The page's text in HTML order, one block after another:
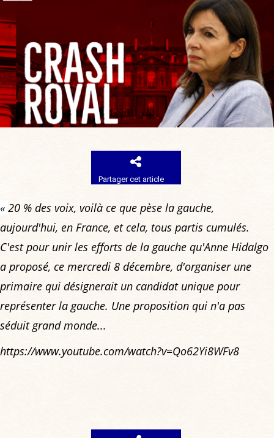
Partager cet article
« 20 % des voix, voilà ce que pèse la gauche,
aujourd'hui, en France, et cela, tous partis cumulés.
C'est pour unir les efforts de la gauche qu'Anne Hidalgo
a proposé, ce mercredi 8 décembre, d'organiser une
primaire qui désignerait un candidat unique pour
représenter la gauche. Une proposition qui n'a pas
séduit grand monde...
https://www.youtube.com/watch?v=Qo62Yi8WFv8